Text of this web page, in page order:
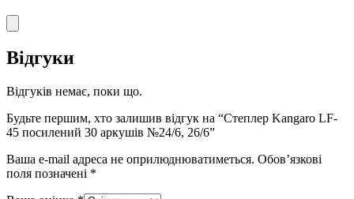
Відгуки
Відгуків немає, поки що.
Будьте першим, хто залишив відгук на “Степлер Kangaro LF-
45 посилений 30 аркушів №24/6, 26/6”
Ваша e-mail адреса не оприлюднюватиметься. Обов’язкові
поля позначені *